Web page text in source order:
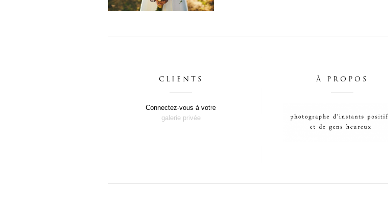
CLIENTS
Connectez-vous à votre
galerie privée
À PROPOS